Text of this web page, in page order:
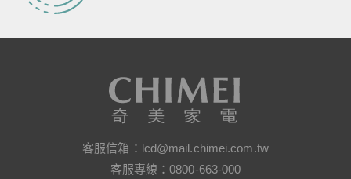
客服信箱： lcd@mail.chimei.com.tw
客服專線：0800-663-000